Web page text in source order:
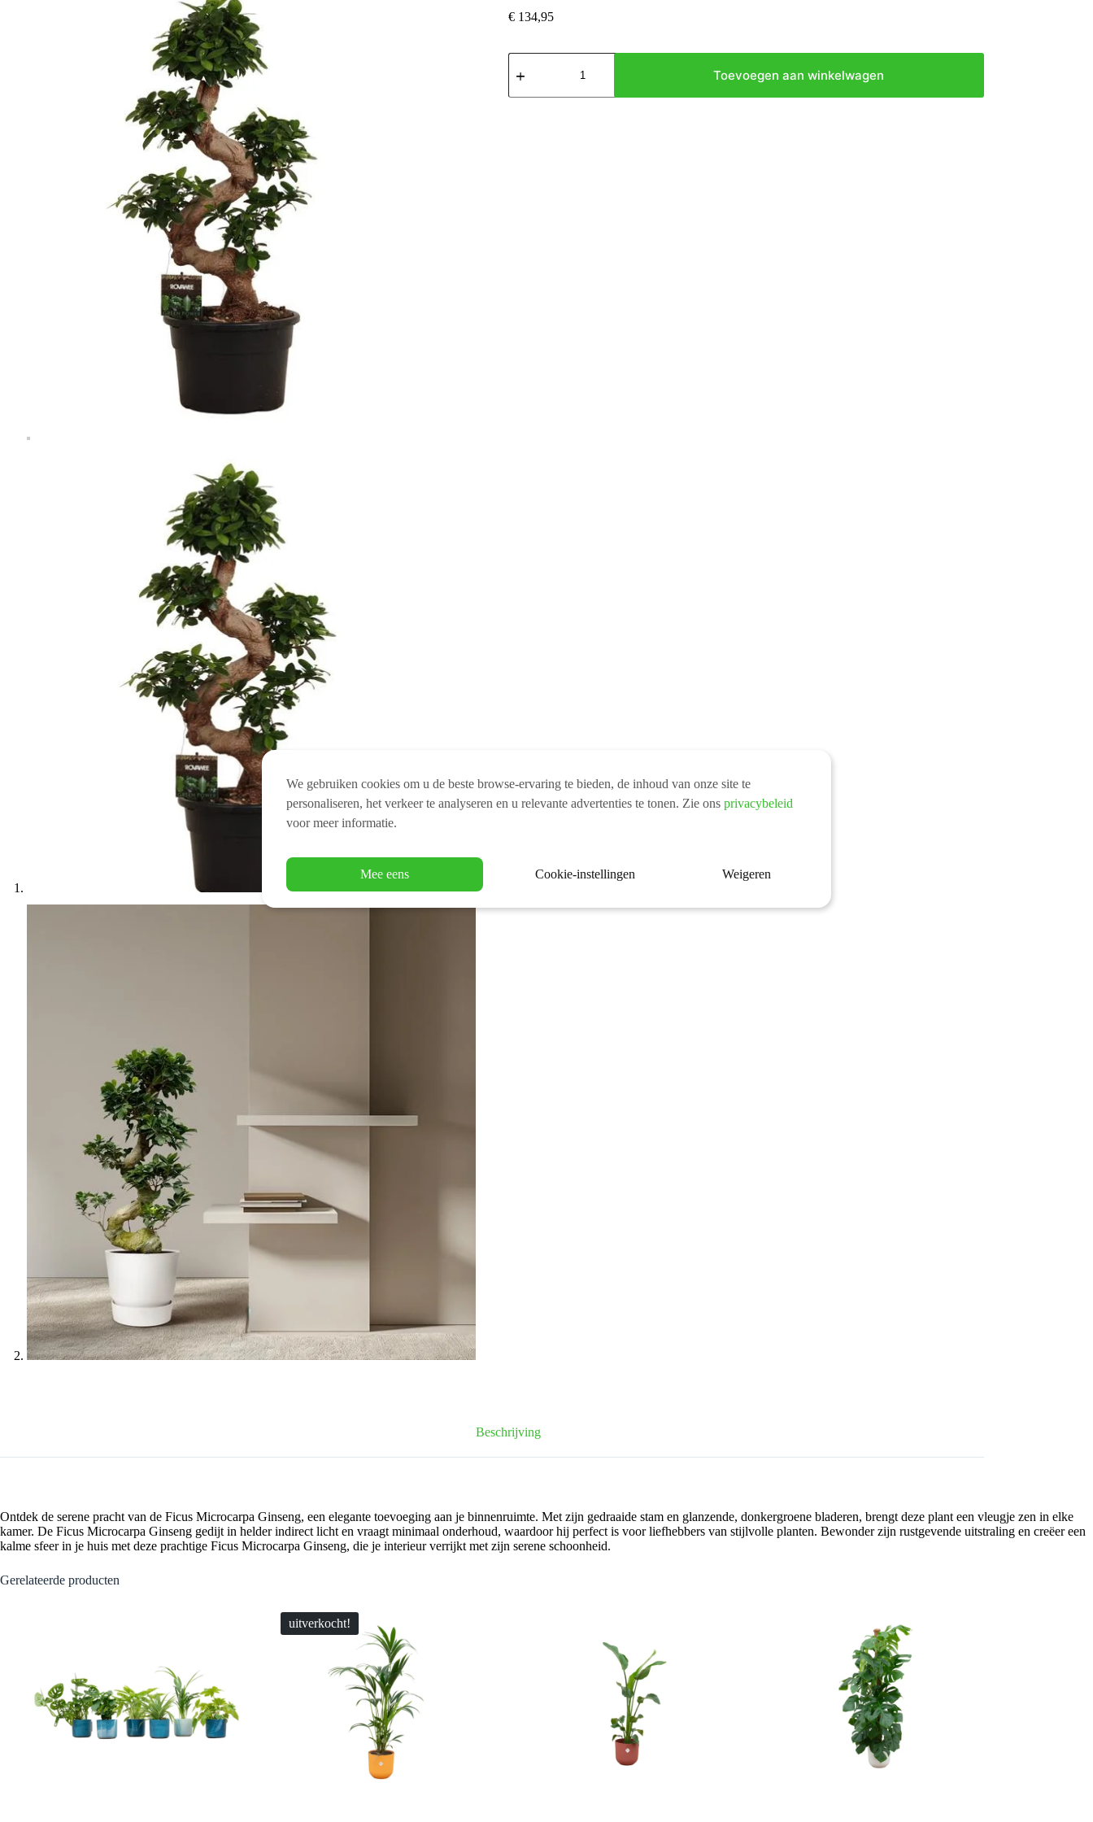
€134,95
Ficus
Microcarpa
-
Toevoegen aan winkelwagen
Beschrijving
Ontdek de serene pracht van de Ficus Microcarpa Ginseng, een elegante toevoeging aan je binnenruimte. Met zijn gedraaide stam en glanzende, donkergroene bladeren, brengt deze plant een vleugje zen in elke
kamer. De Ficus Microcarpa Ginseng gedijt in helder indirect licht en vraagt minimaal onderhoud, waardoor hij perfect is voor liefhebbers van stijlvolle planten. Bewonder zijn rustgevende uitstraling en creëer een
kalme sfeer in je huis met deze prachtige Ficus Microcarpa Ginseng, die je interieur verrijkt met zijn serene schoonheid.
Gerelateerde producten
uitverkocht!
We gebruiken cookies om u de beste browse-ervaring te bieden, de inhoud van onze site te
personaliseren, het verkeer te analyseren en u relevante advertenties te tonen. Zie ons privacybeleid
voor meer informatie.
Mee eens Cookie-instellingen Weigeren